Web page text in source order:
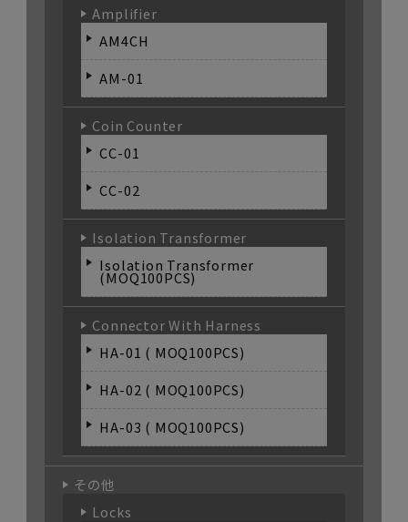
Amplifier
AM4CH
AM-01
Coin Counter
CC-01
CC-02
Isolation Transformer
Isolation Transformer
(MOQ100PCS)
Connector With Harness
HA-01 ( MOQ100PCS)
HA-02 ( MOQ100PCS)
HA-03 ( MOQ100PCS)
その他
Locks